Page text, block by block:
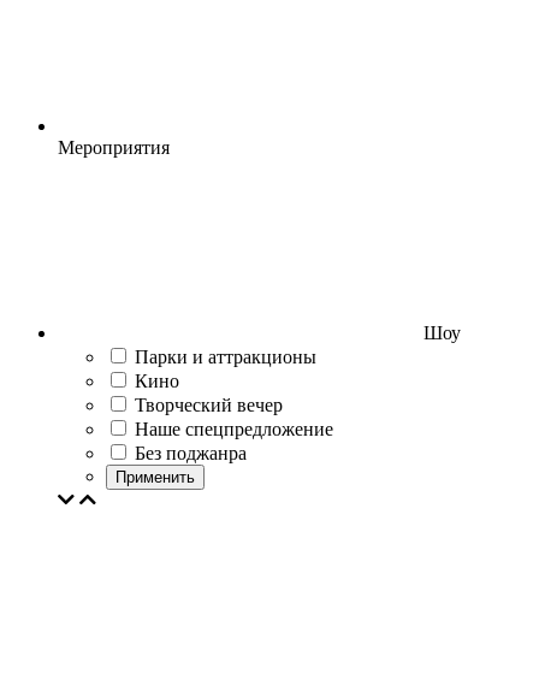
Мероприятия
Шоу
Парки и аттракционы
Кино
Творческий вечер
Наше спецпредложение
Без поджанра
Применить